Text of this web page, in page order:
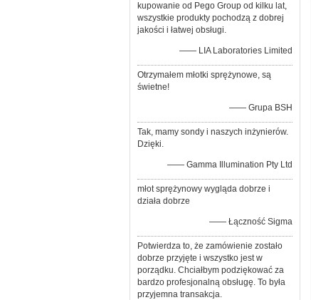
kupowanie od Pego Group od kilku lat,
wszystkie produkty pochodzą z dobrej
jakości i łatwej obsługi.
—— LIA Laboratories Limited
Otrzymałem młotki sprężynowe, są
świetne!
—— Grupa BSH
Tak, mamy sondy i naszych inżynierów.
Dzięki.
—— Gamma Illumination Pty Ltd
młot sprężynowy wygląda dobrze i
działa dobrze
—— Łączność Sigma
Potwierdza to, że zamówienie zostało
dobrze przyjęte i wszystko jest w
porządku. Chciałbym podziękować za
bardzo profesjonalną obsługę. To była
przyjemna transakcja.